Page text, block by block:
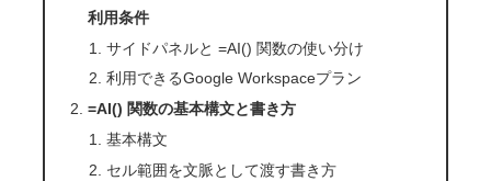
利用条件
サイドパネルと =AI() 関数の使い分け
利用できるGoogle Workspaceプラン
=AI() 関数の基本構文と書き方
基本構文
セル範囲を文脈として渡す書き方